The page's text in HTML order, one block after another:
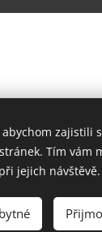
abychom zajistili
Tím vám
jejich návštěvě.